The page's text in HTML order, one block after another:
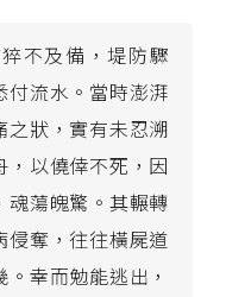
不及備，堤防驟
付流水。當時澎湃
之狀，實有未忍溯
以僥倖不死，因
魂蕩魄驚。其輾轉
侵奪，往往橫屍道
幸而勉能逃出，